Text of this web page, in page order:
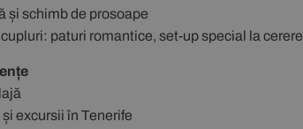
și schimb de prosoape
paturi romantice, set-up special la cerere
excursii în Tenerife